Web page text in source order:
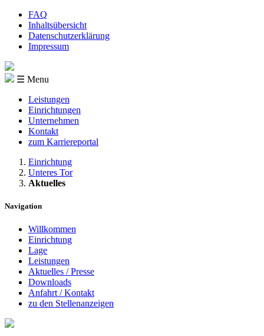
FAQ
Inhaltsübersicht
Datenschutzerklärung
Impressum
☰ Menu
Leistungen
Einrichtungen
Unternehmen
Kontakt
zum Karriereportal
Einrichtung
Unteres Tor
Aktuelles
Navigation
Willkommen
Einrichtung
Lage
Leistungen
Aktuelles / Presse
Downloads
Anfahrt / Kontakt
zu den Stellenanzeigen